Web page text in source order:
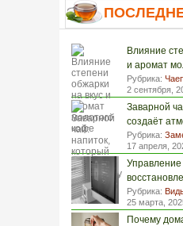
Влияние
и аромат
Рубрика:
2 сентября,
Заварной
создаёт
Рубрика:
17 апреля,
Рубрика:
25 марта,
Почему